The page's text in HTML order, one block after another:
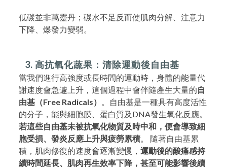
低碳並非萬靈丹；碳水不足反而使肌肉分解、注意力
下降、爆發力變弱。
3. 高抗氧化蔬果：清除運動後自由基
當我們進行高強度或長時間的運動時，身體的能量代
謝速度會急遽上升，這個過程中會伴隨產生大量的自
由基（Free Radicals）
。自由基是一種具有高度活性
的分子，能與細胞膜、蛋白質及DNA發生氧化反應。
若這些自由基未被抗氧化物質及時中和，便會導致細
胞受損、發炎反應上升與疲勞累積 。 隨著自由基累
積，肌肉修復的速度會逐漸變慢， 運動後的酸痛感持
續時間延長、肌肉再生效率下降，甚至可能影響後續